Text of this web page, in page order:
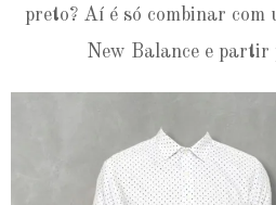
preto? Aí é só combinar com
New Balance e partir